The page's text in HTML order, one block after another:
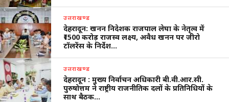
उत्तराखण्ड
देहरादून: खनन निदेशक राजपाल लेघा के नेतृत्व में
₹1500 करोड़ राजस्व लक्ष्य, अवैध खनन पर जीरो
टॉलरेंस के निर्देश…
उत्तराखण्ड
देहरादून : मुख्य निर्वाचन अधिकारी बी.वी.आर.सी.
पुरुषोत्तम ने राष्ट्रीय राजनीतिक दलों के प्रतिनिधियों के
साथ बैठक…